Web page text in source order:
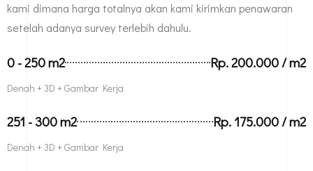
kami dimana harga totalnya akan kami kirimkan penawaran
setelah adanya survey terlebih dahulu.
0 - 250 m2 Rp. 200.000 / m2
Denah + 3D + Gambar Kerja
251 - 300 m2 Rp. 175.000 / m2
Denah + 3D + Gambar Kerja